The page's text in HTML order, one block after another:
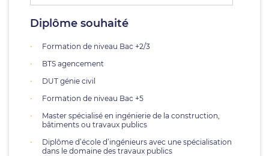
Diplôme souhaité
Formation de niveau Bac +2/3
BTS agencement
DUT génie civil
Formation de niveau Bac +5
Master spécialisé en ingénierie de la construction,
bâtiments ou travaux publics
Diplôme d’école d’ingénieurs avec une spécialisation
dans le domaine des travaux publics